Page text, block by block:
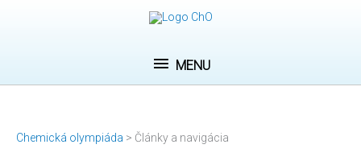
MENU
MENU
Chemická olympiáda > Články a navigácia